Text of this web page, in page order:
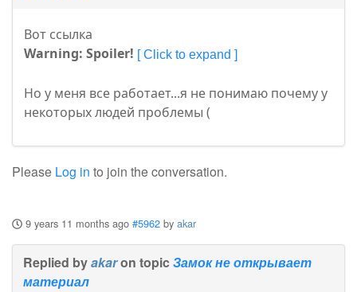
Вот ссылка
Warning: Spoiler!
Но у меня все работает...я не понимаю почему у
некоторых людей проблемы (
Please Log in to join the conversation.
9 years 11 months ago #5962 by akar
Replied byakaron topic Замок не открывает
материал